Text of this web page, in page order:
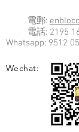
電郵:
電話: 2195
Whatsapp: 9512
Wechat: